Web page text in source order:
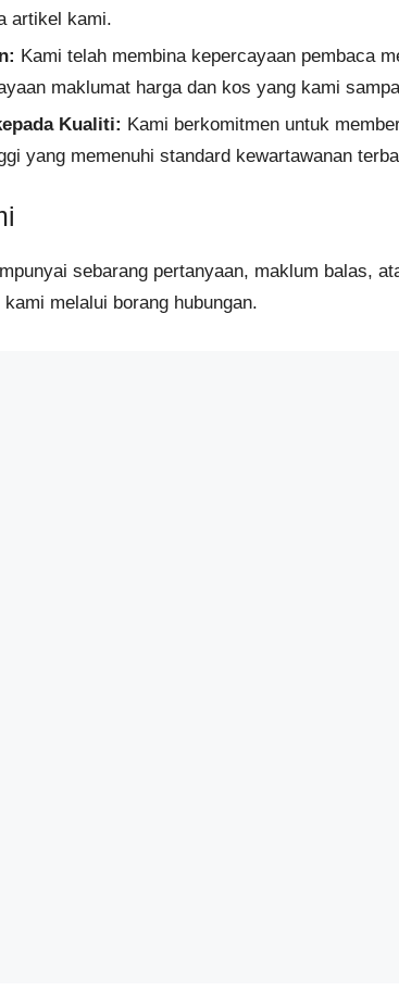
artikel kami.
Kami telah membina kepercayaan pembaca
maklumat harga dan kos yang kami
Kualiti: Kami berkomitmen untuk
yang memenuhi standard kewartawanan
sebarang pertanyaan, maklum balas,
melalui borang hubungan.